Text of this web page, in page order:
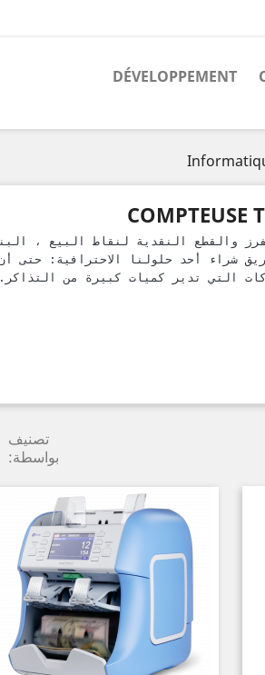
DÉVELOPPEMENT
COMPTEUSE
التي تدير كميات كبيرة من التذاكر.
تصنيف
بواسطة: